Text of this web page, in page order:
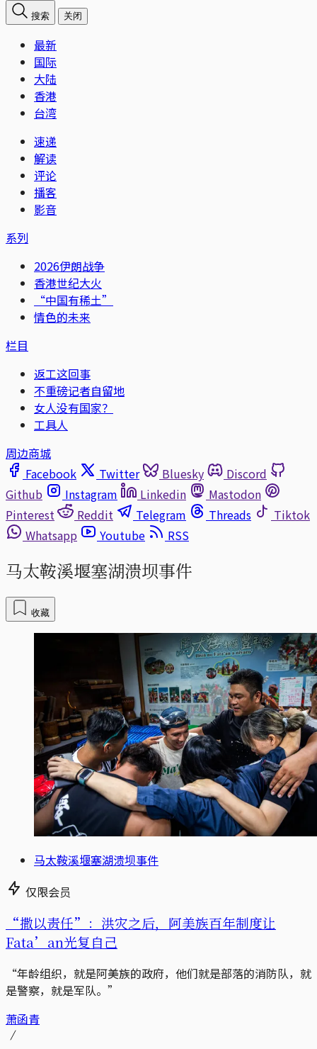
搜索 关闭
最新
国际
大陆
香港
台湾
速递
解读
评论
播客
影音
系列
2026伊朗战争
香港世纪大火
“中国有稀土”
情色的未来
栏目
返工这回事
不重磅记者自留地
女人没有国家？
工具人
周边商城
Facebook
Twitter Bluesky
Discord
Github
Instagram Linkedin
Mastodon
Pinterest
Reddit Telegram Threads
Tiktok
Whatsapp
Youtube RSS
马太鞍溪堰塞湖溃坝事件
收藏
马太鞍溪堰塞湖溃坝事件
仅限会员
“撒以责任”：洪灾之后，阿美族百年制度让
Fata’an光复自己
“年龄组织，就是阿美族的政府，他们就是部落的消防队，就
是警察，就是军队。”
萧函青